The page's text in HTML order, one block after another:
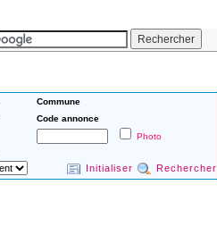
Commune
Code annonce
Photo
Initialiser Rechercher